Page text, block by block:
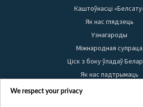
Каштоўнасці
Як нас глядзець
Узнагароды
Міжнародная супраца
Ціск з боку ўладаў
Як нас падтрымаць
Правілы выкарыстання
We respect your privacy